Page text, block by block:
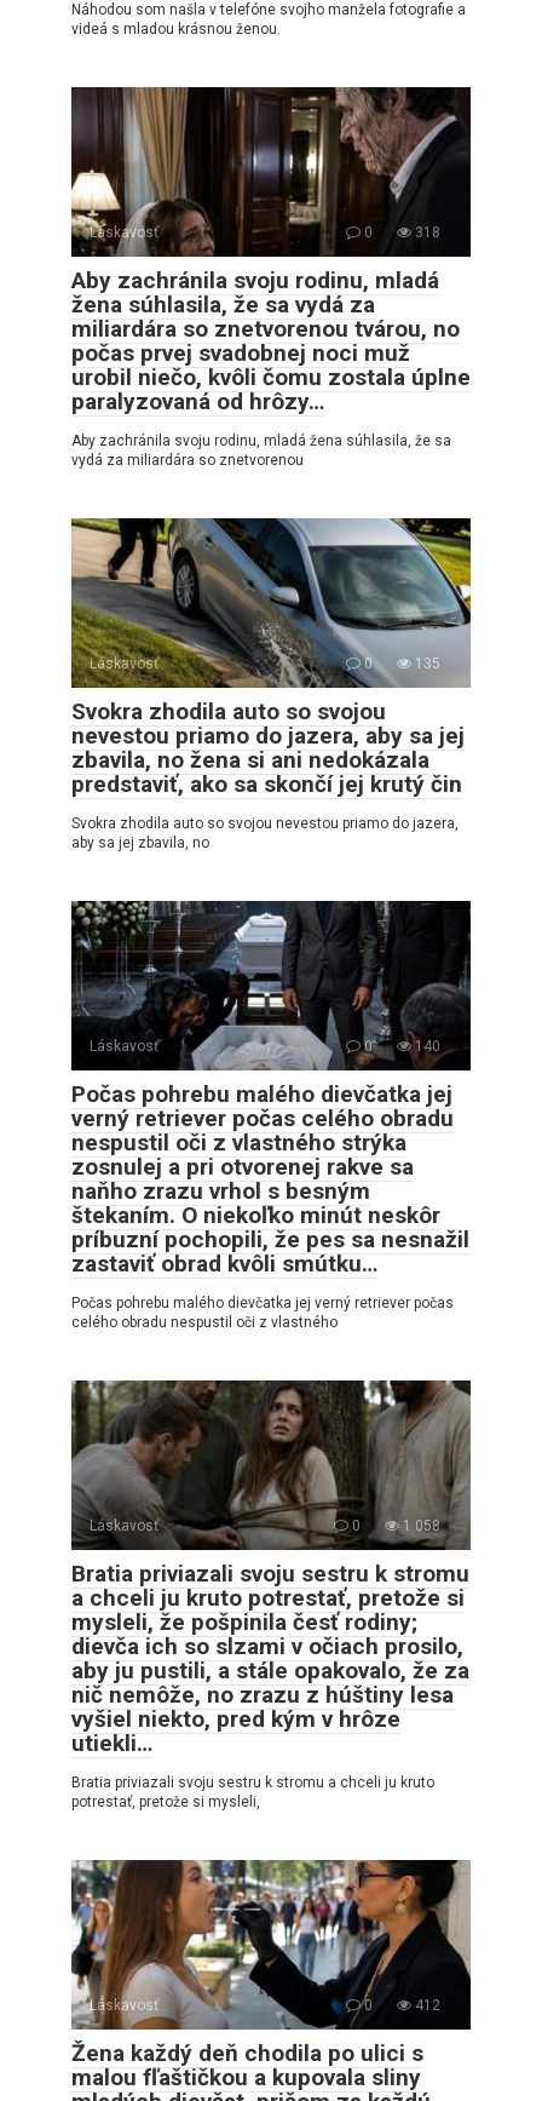
Náhodou som našla v telefóne svojho manžela fotografie a
videá s mladou krásnou ženou.
Láskavosť 0 318
Aby zachránila svoju rodinu, mladá
žena súhlasila, že sa vydá za
miliardára so znetvorenou tvárou, no
počas prvej svadobnej noci muž
urobil niečo, kvôli čomu zostala úplne
paralyzovaná od hrôzy…
Aby zachránila svoju rodinu, mladá žena súhlasila, že sa
vydá za miliardára so znetvorenou
Láskavosť 0 135
Svokra zhodila auto so svojou
nevestou priamo do jazera, aby sa jej
zbavila, no žena si ani nedokázala
predstaviť, ako sa skončí jej krutý čin
Svokra zhodila auto so svojou nevestou priamo do jazera,
aby sa jej zbavila, no
Láskavosť 0 140
Počas pohrebu malého dievčatka jej
verný retriever počas celého obradu
nespustil oči z vlastného strýka
zosnulej a pri otvorenej rakve sa
naňho zrazu vrhol s besným
štekaním. O niekoľko minút neskôr
príbuzní pochopili, že pes sa nesnažil
zastaviť obrad kvôli smútku…
Počas pohrebu malého dievčatka jej verný retriever počas
celého obradu nespustil oči z vlastného
Láskavosť 0 1 058
Bratia priviazali svoju sestru k stromu
a chceli ju kruto potrestať, pretože si
mysleli, že pošpinila česť rodiny;
dievča ich so slzami v očiach prosilo,
aby ju pustili, a stále opakovalo, že za
nič nemôže, no zrazu z húštiny lesa
vyšiel niekto, pred kým v hrôze
utiekli…
Bratia priviazali svoju sestru k stromu a chceli ju kruto
potrestať, pretože si mysleli,
Láskavosť 0 412
Žena každý deň chodila po ulici s
malou fľaštičkou a kupovala sliny